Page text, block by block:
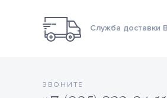
Служба доставки
ЗВОНИТЕ